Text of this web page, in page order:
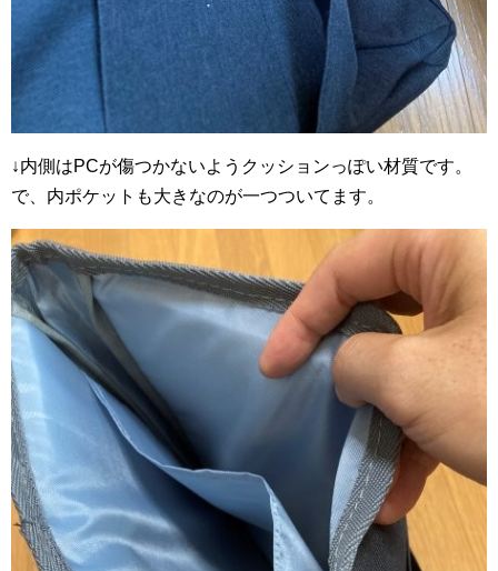
↓内側はPCが傷つかないようクッションっぽい材質です。
で、内ポケットも大きなのが一つついてます。